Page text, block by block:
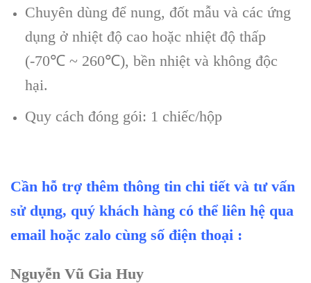
Chuyên dùng để nung, đốt mẫu và các ứng
dụng ở nhiệt độ cao hoặc nhiệt độ thấp
(-70℃ ~ 260℃), bền nhiệt và không độc
hại.
Quy cách đóng gói: 1 chiếc/hộp
Cần hỗ trợ thêm thông tin chi tiết và tư vấn
sử dụng, quý khách hàng có thể liên hệ qua
email hoặc zalo cùng số điện thoại :
Nguyễn Vũ Gia Huy